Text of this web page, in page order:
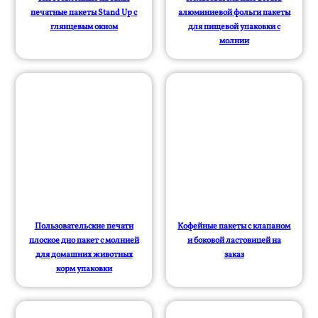
печатные пакеты Stand Up с
глянцевым окном
алюминиевой фольги пакеты
для пищевой упаковки с
молнии
Пользовательские печати
плоское дно пакет с молнией
для домашних животных
корм упаковки
Кофейные пакеты с клапаном
и боковой ластовицей на
заказ